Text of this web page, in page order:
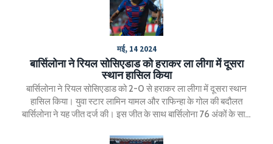
मई, 14 2024
बार्सिलोना ने रियल सोसिएडाड को हराकर ला लीगा में दूसरा
स्थान हासिल किया
बार्सिलोना ने रियल सोसिएडाड को 2-0 से हराकर ला लीगा में दूसरा स्थान
हासिल किया। युवा स्टार लामिन यामल और राफिन्हा के गोल की बदौलत
बार्सिलोना ने यह जीत दर्ज की। इस जीत के साथ बार्सिलोना 76 अंकों के साथ